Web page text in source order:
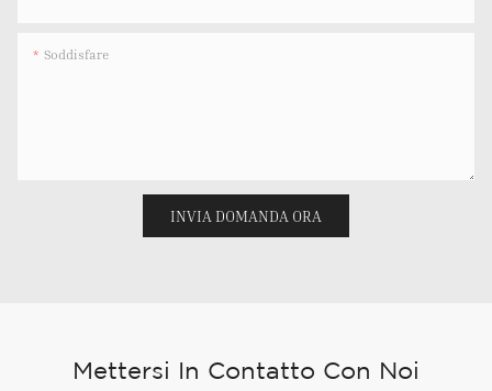
Soddisfare
INVIA DOMANDA ORA
Mettersi In Contatto Con Noi